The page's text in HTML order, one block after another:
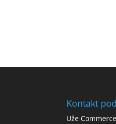
Kontakt
Uže